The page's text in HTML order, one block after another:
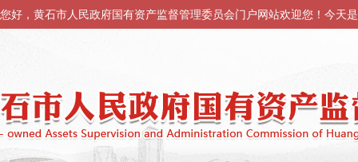
您好，黄石市人民政府国有资产监督管理委员会门户网站欢迎您！今天是